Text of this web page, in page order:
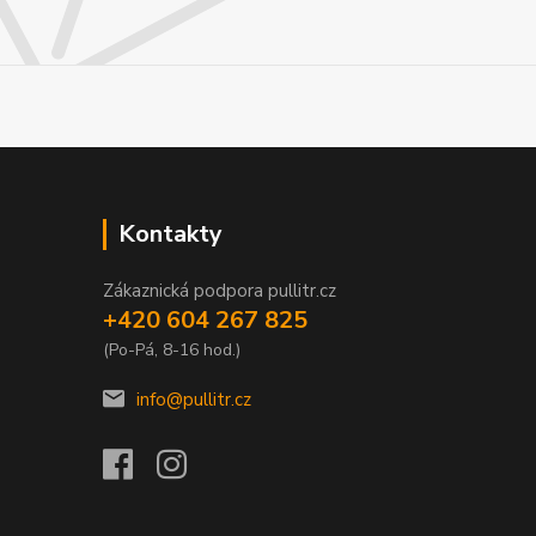
Kontakty
Zákaznická podpora pullitr.cz
+420 604 267 825
(Po-Pá, 8-16 hod.)
info@pullitr.cz